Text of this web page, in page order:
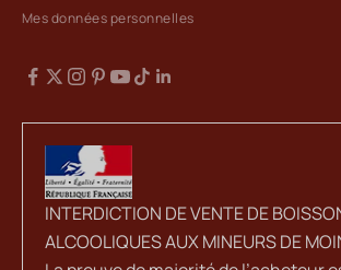
Mes données personnelles
INTERDICTION DE VENTE DE
ALCOOLIQUES AUX MINEURS DE